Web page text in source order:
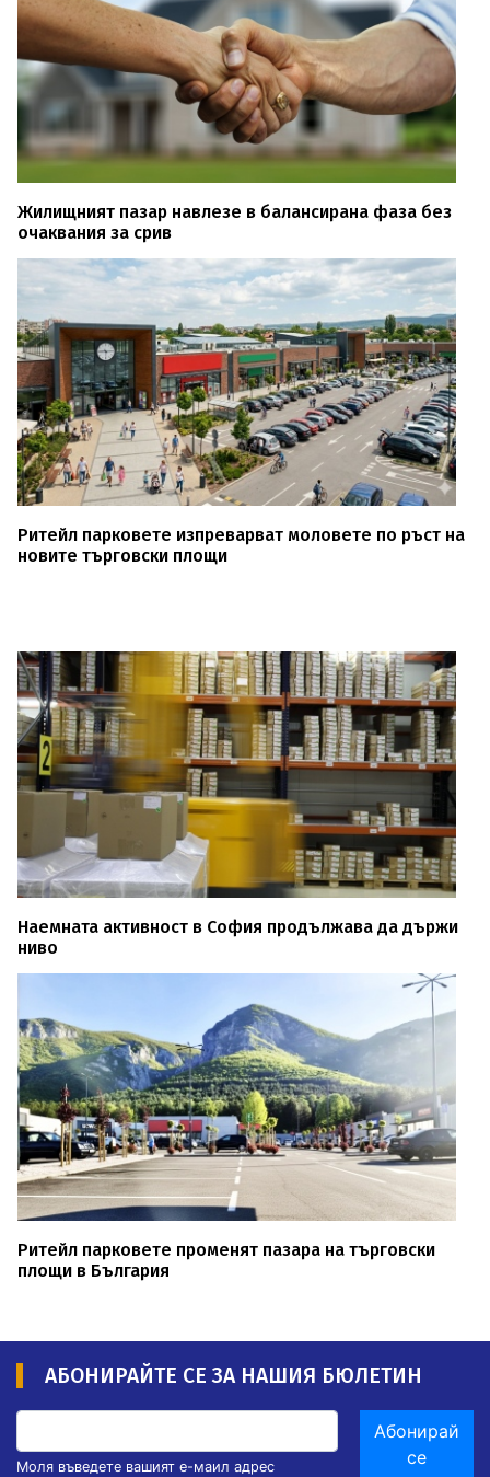
Жилищният пазар навлезе в балансирана фаза без
очаквания за срив
Ритейл парковете изпреварват моловете по ръст на
новите търговски площи
Наемната активност в София продължава да държи
ниво
Ритейл парковете променят пазара на търговски
площи в България
АБОНИРАЙТЕ СЕ ЗА НАШИЯ БЮЛЕТИН
Моля въведете вашият е-маил адрес
Абонирай
се